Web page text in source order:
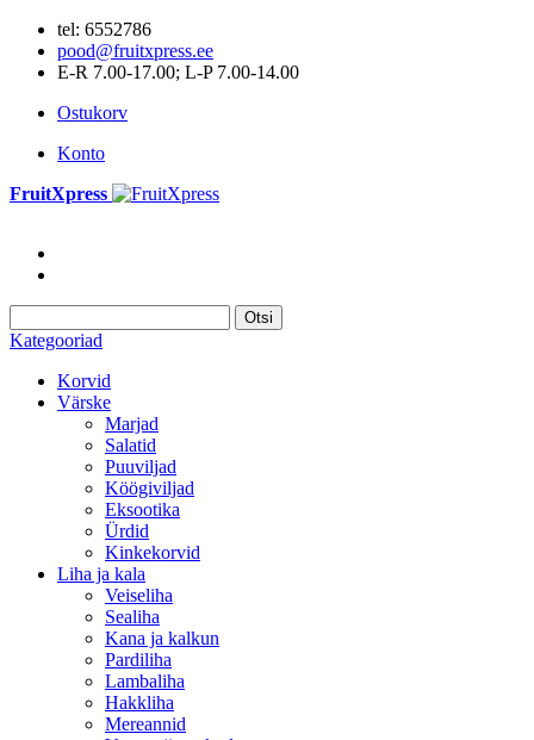
tel: 6552786
pood@fruitxpress.ee
E-R 7.00-17.00; L-P 7.00-14.00
Ostukorv
Konto
FruitXpress
Otsi
Kategooriad
Korvid
Värske
Marjad
Salatid
Puuviljad
Köögiviljad
Eksootika
Ürdid
Kinkekorvid
Liha ja kala
Veiseliha
Sealiha
Kana ja kalkun
Pardiliha
Lambaliha
Hakkliha
Mereannid